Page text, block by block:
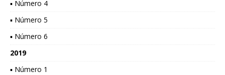
▪ Número 4
▪ Número 5
▪ Número 6
2019
▪ Número 1